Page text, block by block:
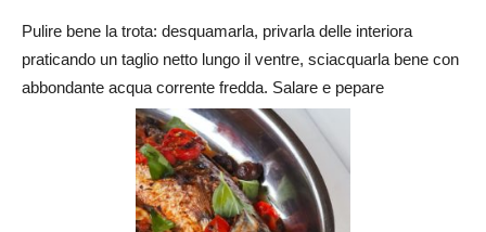
Pulire bene la trota: desquamarla, privarla delle interiora
praticando un taglio netto lungo il ventre, sciacquarla bene con
abbondante acqua corrente fredda. Salare e pepare